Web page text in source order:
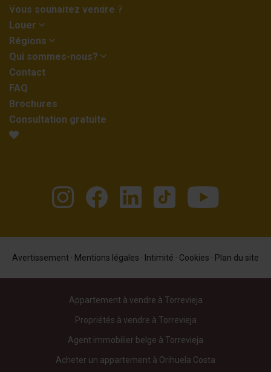
Vous souhaitez vendre ?
Louer
Régions
Qui sommes-nous?
Contact
FAQ
Brochures
Consultation gratuite
Avertissement · Mentions légales · Intimité · Cookies · Plan du site
Appartement à vendre à Torrevieja
Propriétés à vendre à Torrevieja
Agent immobilier belge à Torrevieja
Acheter un appartement à Orihuela Costa